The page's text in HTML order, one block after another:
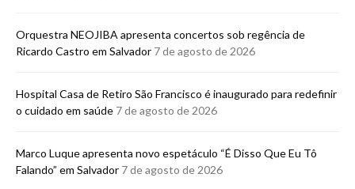
Orquestra NEOJIBA apresenta concertos sob regência de
Ricardo Castro em Salvador 7 de agosto de 2026
Hospital Casa de Retiro São Francisco é inaugurado para redefinir
o cuidado em saúde 7 de agosto de 2026
Marco Luque apresenta novo espetáculo “É Disso Que Eu Tô
Falando” em Salvador 7 de agosto de 2026